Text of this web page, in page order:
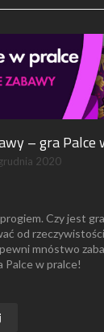
– gra Palce
2020
Czy jest
od
mnóstwo
Palce w pralce!